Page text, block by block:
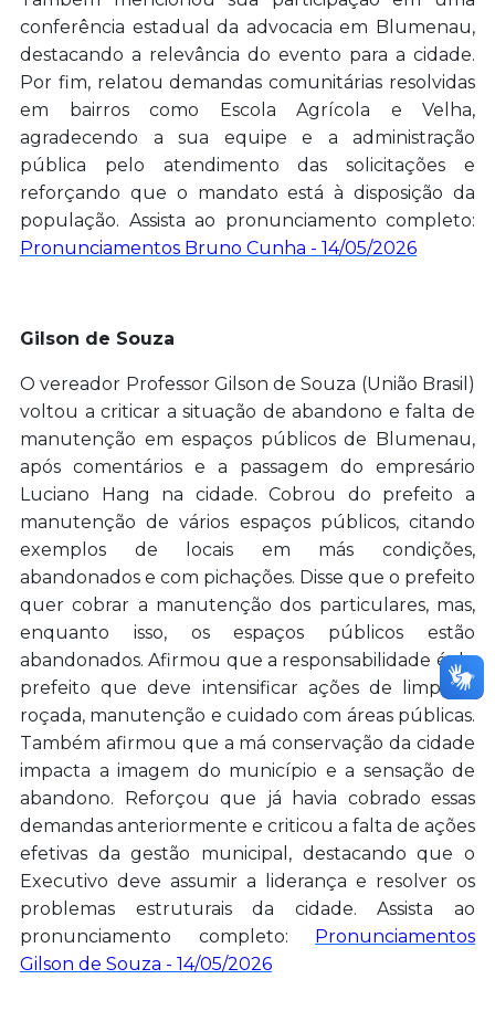
conferência estadual da advocacia em Blumenau,
destacando a relevância do evento para a cidade.
Por fim, relatou demandas comunitárias resolvidas
em bairros como Escola Agrícola e Velha,
agradecendo a sua equipe e a administração
pública pelo atendimento das solicitações e
reforçando que o mandato está à disposição da
população. Assista ao pronunciamento completo:
Pronunciamentos Bruno Cunha - 14/05/2026
Gilson de Souza
O vereador Professor Gilson de Souza (União Brasil)
voltou a criticar a situação de abandono e falta de
manutenção em espaços públicos de Blumenau,
após comentários e a passagem do empresário
Luciano Hang na cidade. Cobrou do prefeito a
manutenção de vários espaços públicos, citando
exemplos de locais em más condições,
abandonados e com pichações. Disse que o prefeito
quer cobrar a manutenção dos particulares, mas,
enquanto isso, os espaços públicos estão
abandonados. Afirmou que a responsabilidade é do
prefeito que deve intensificar ações de limpeza,
roçada, manutenção e cuidado com áreas públicas.
Também afirmou que a má conservação da cidade
impacta a imagem do município e a sensação de
abandono. Reforçou que já havia cobrado essas
demandas anteriormente e criticou a falta de ações
efetivas da gestão municipal, destacando que o
Executivo deve assumir a liderança e resolver os
problemas estruturais da cidade. Assista ao
pronunciamento completo:
Pronunciamentos
Gilson de Souza - 14/05/2026